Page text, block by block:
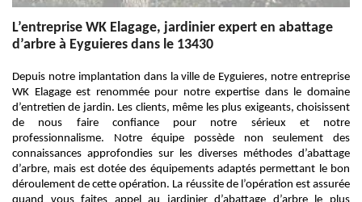
L’entreprise WK Elagage, jardinier expert en abattage
d’arbre à Eyguieres dans le 13430
Depuis notre implantation dans la ville de Eyguieres, notre entreprise
WK Elagage est renommée pour notre expertise dans le domaine
d’entretien de jardin. Les clients, même les plus exigeants, choisissent
de nous faire confiance pour notre sérieux et notre
professionnalisme. Notre équipe possède non seulement des
connaissances approfondies sur les diverses méthodes d’abattage
d’arbre, mais est dotée des équipements adaptés permettant le bon
déroulement de cette opération. La réussite de l’opération est assurée